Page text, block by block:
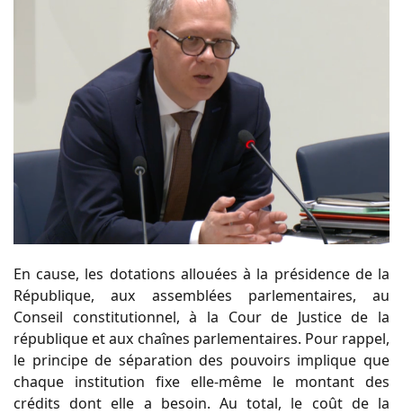
En cause, les dotations allouées à la présidence de la
République, aux assemblées parlementaires, au
Conseil constitutionnel, à la Cour de Justice de la
république et aux chaînes parlementaires. Pour rappel,
le principe de séparation des pouvoirs implique que
chaque institution fixe elle-même le montant des
crédits dont elle a besoin. Au total, le coût de la